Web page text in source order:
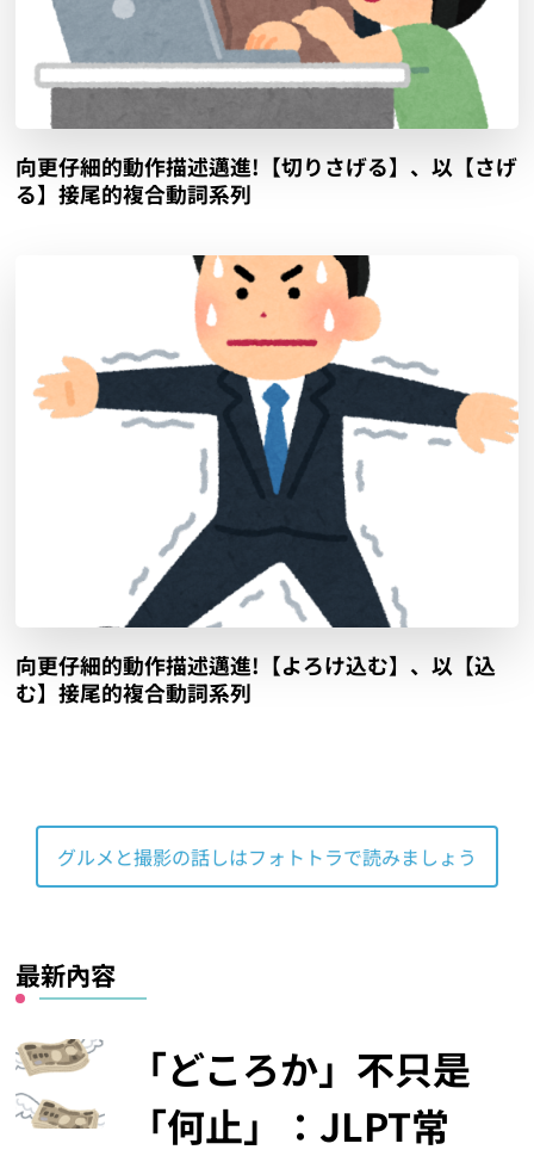
向更仔細的動作描述邁進!【切りさげる】、以【さげ
る】接尾的複合動詞系列
向更仔細的動作描述邁進!【よろけ込む】、以【込
む】接尾的複合動詞系列
グルメと撮影の話しはフォトトラで読みましょう
最新內容
「どころか」不只是
「何止」：JLPT常